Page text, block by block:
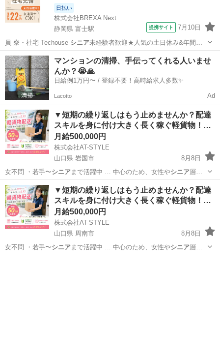
日払い
株式会社BREXA Next
静岡県 富士駅
提携サイト 7月10日
員 寮・社宅 Techouse シニア未経験者歓迎★人気の土日休み&年間休
日…
静岡 富士市 その他
マンションの清掃、手伝ってくれる人いませ
んか？😭🙏
日給例1万円〜 / 登録不要！高時給求人多数✨
Lacotto Ad
▼短期の繰り返しはもう止めませんか？配達
スキルを身に付け大きく長く稼ぐ軽貨物！…
月給500,000円
株式会社AT-STYLE
山口県 岩国市
8月8日
女不問 ・若手〜シニア まで活躍中 … 中心のため、女性やシニア層も
多数活躍されて…
山口 岩国市 配送 貨物
▼短期の繰り返しはもう止めませんか？配達
スキルを身に付け大きく長く稼ぐ軽貨物！…
月給500,000円
株式会社AT-STYLE
山口県 周南市
8月8日
女不問 ・若手〜シニア まで活躍中 … 中心のため、女性やシニア層も